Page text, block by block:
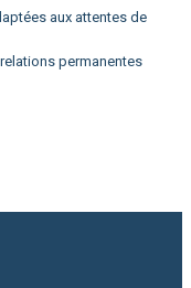
aux attentes de
permanentes